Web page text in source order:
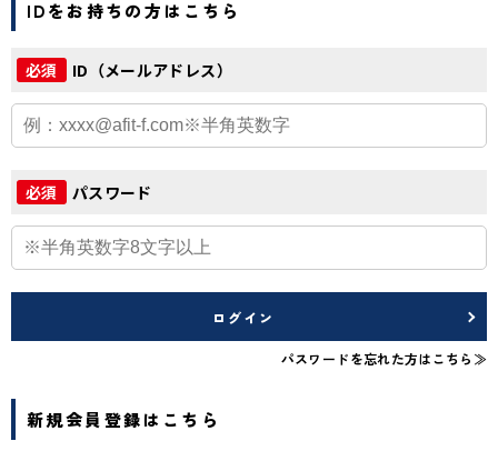
IDをお持ちの方はこちら
必須 ID（メールアドレス）
必須 パスワード
ログイン
パスワードを忘れた方はこちら≫
新規会員登録はこちら